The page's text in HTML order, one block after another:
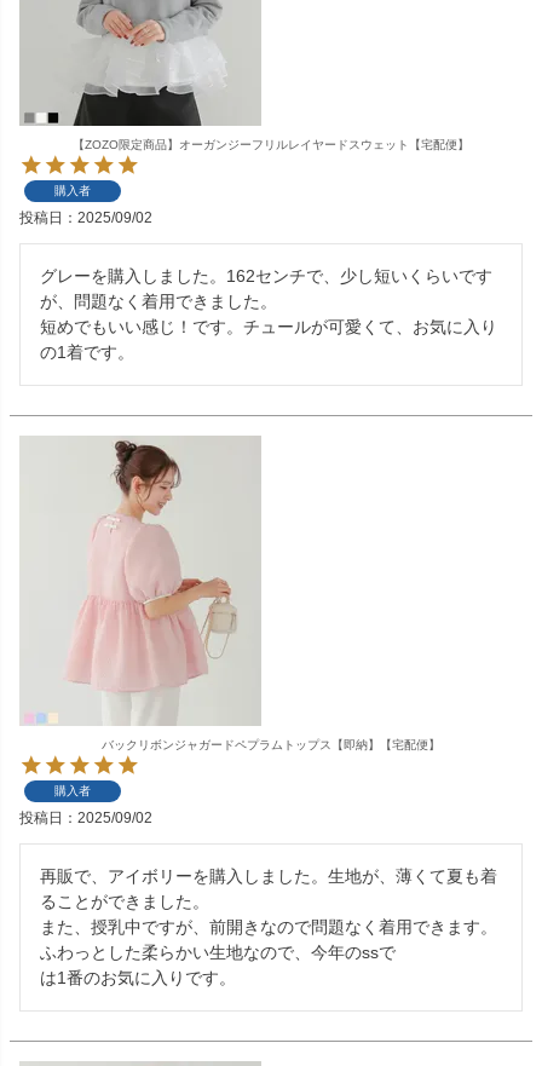
【ZOZO限定商品】オーガンジーフリルレイヤードスウェット【宅配便】
購入者
投稿日 2025/09/02
グレーを購入しました。162センチで、少し短いくらいです
が、問題なく着用できました。
短めでもいい感じ！です。チュールが可愛くて、お気に入り
の1着です。
バックリボンジャガードペプラムトップス【即納】【宅配便】
購入者
投稿日 2025/09/02
再販で、アイボリーを購入しました。生地が、薄くて夏も着
ることができました。
また、授乳中ですが、前開きなので問題なく着用できます。
ふわっとした柔らかい生地なので、今年のssで
は1番のお気に入りです。